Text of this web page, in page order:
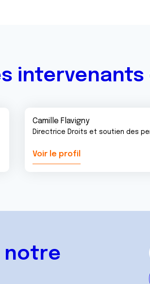
Camille Flavigny
Directrice Droits et soutien des
Voir le profil
notre